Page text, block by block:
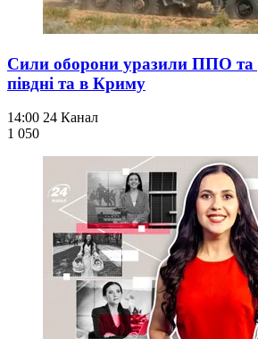
Сили оборони уразили ППО та
півдні та в Криму
14:00 24 Канал
1 050